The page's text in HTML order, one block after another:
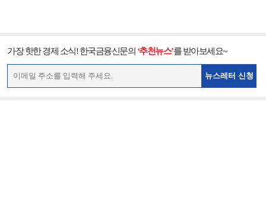
가장 핫한 경제 소식! 한국금융신문의 ‘추천뉴스’를 받아보세요~
뉴스레터 신청